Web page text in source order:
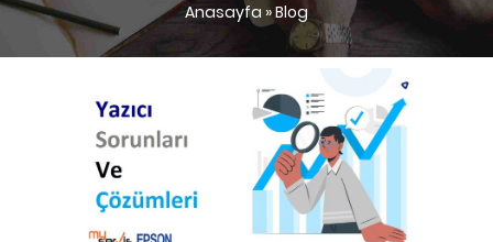
Anasayfa »Blog